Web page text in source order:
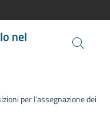
nel
per l’assegnazione dei